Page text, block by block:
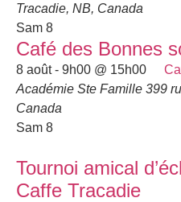
Tracadie, NB, Canada
Sam 8
Café des Bonnes
8 août - 9h00@ 15h00
Académie Ste Famille 399
Canada
Sam 8
Tournoi amical
Caffe Tracadie